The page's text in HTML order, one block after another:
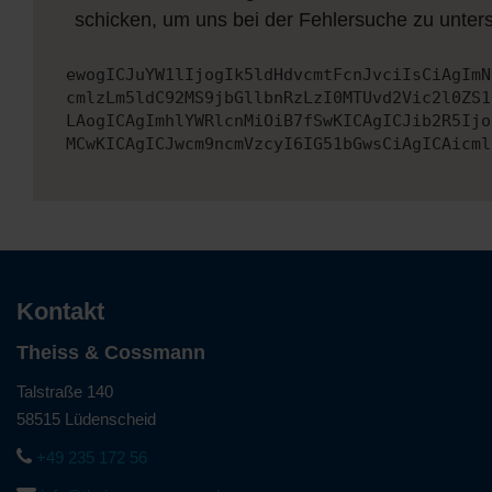
schicken, um uns bei der Fehlersuche zu
Kontakt
Theiss & Cossmann
Talstraße 140
58515 Lüdenscheid
+49 235 172 56